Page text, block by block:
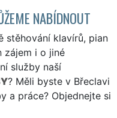
NABÍDNOUT
stěhování klavírů, pian
zájem i o jiné
služby naší
? Měli byste v Břeclavi
a práce? Objednejte si